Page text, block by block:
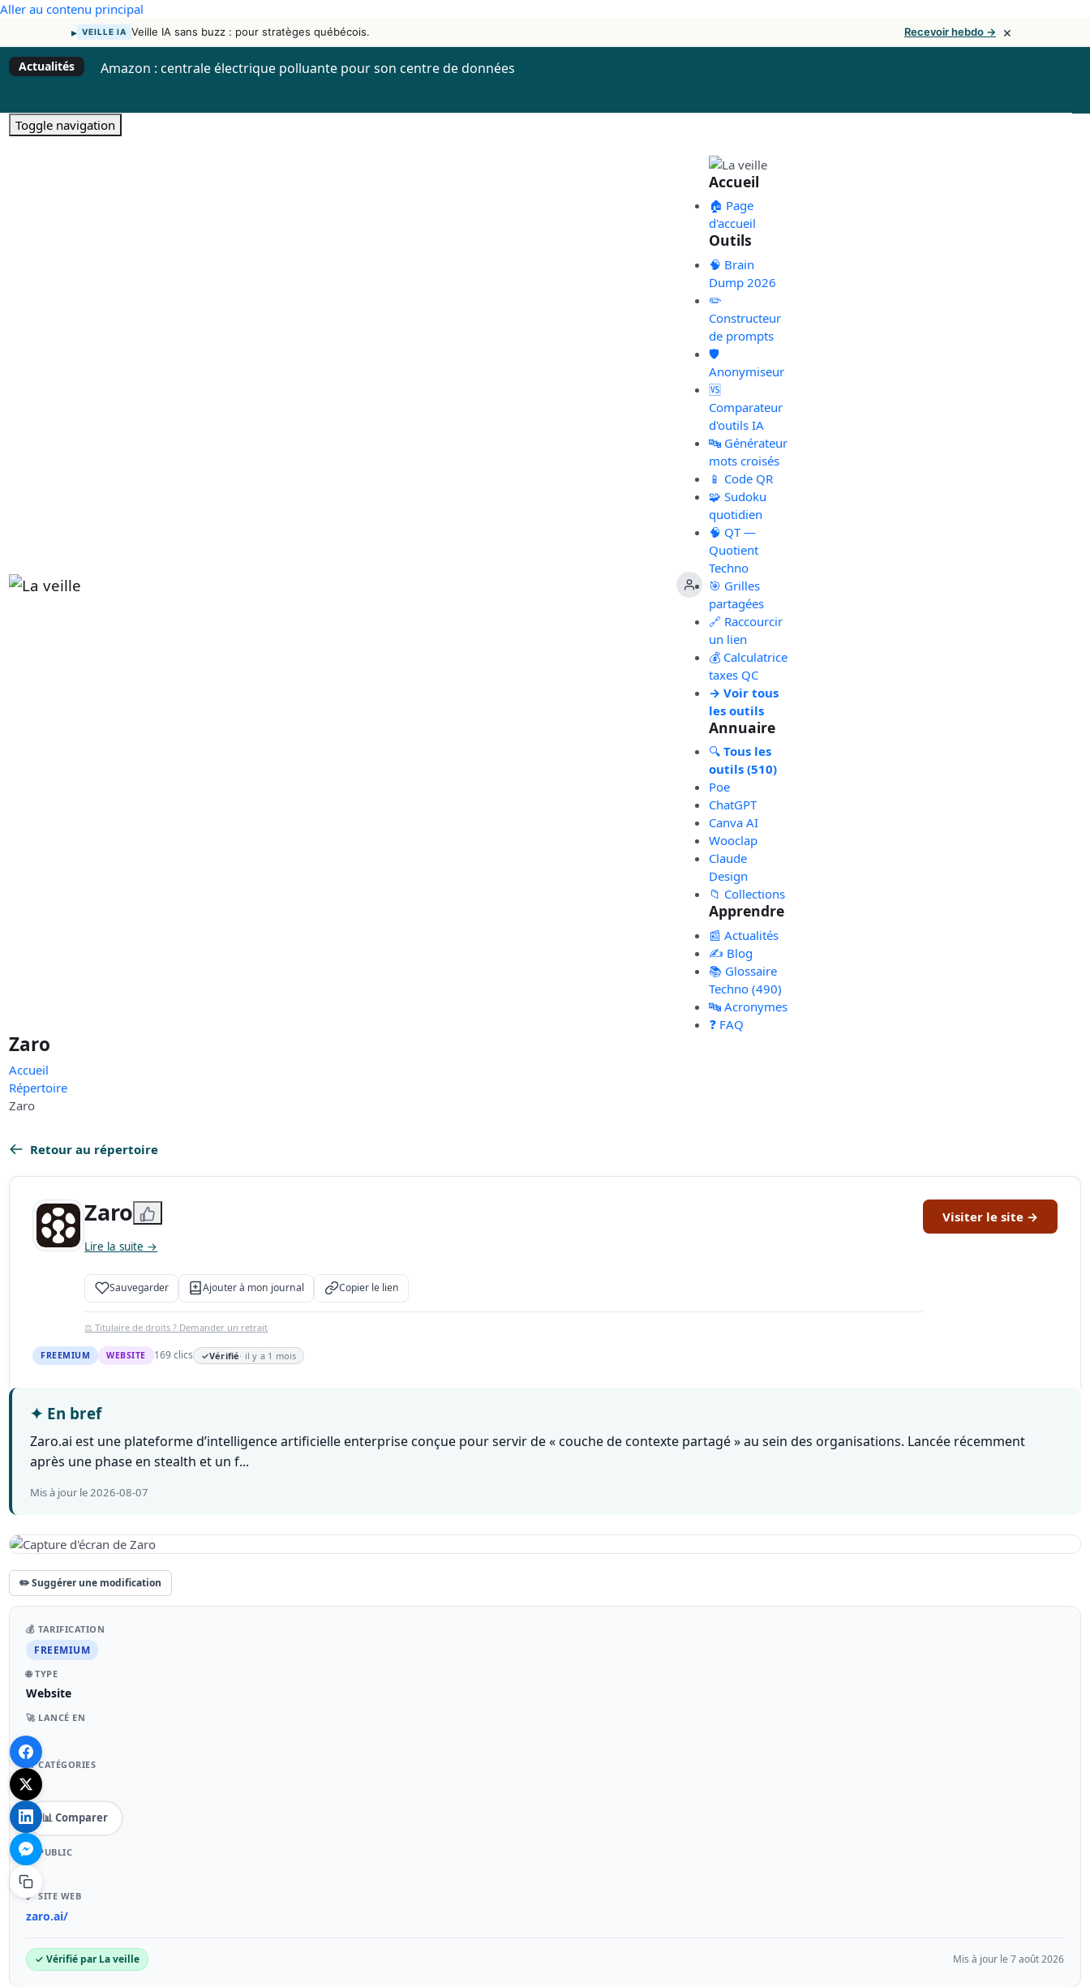
Aller au contenu principal
▸ VEILLE IA Veille IA sans buzz : pour stratèges québécois. Recevoir hebdo → ×
Actualités Amazon : centrale électrique polluante pour son centre de données
Toggle navigation
Accueil
🏠 Page
d'accueil
Outils
🧠 Brain
Dump 2026
✏️
Constructeur
de prompts
🛡️
Anonymiseur
🆚
Comparateur
d'outils IA
🔤 Générateur
mots croisés
📱 Code QR
🧩 Sudoku
quotidien
🧠 QT —
Quotient
Techno
🎯 Grilles
partagées
🔗 Raccourcir
un lien
💰 Calculatrice
taxes QC
→ Voir tous
les outils
Annuaire
🔍Tous les
outils (510)
Poe
ChatGPT
Canva AI
Wooclap
Claude
Design
📁 Collections
Apprendre
📰 Actualités
✍️ Blog
📚 Glossaire
Techno (490)
🔤 Acronymes
❓ FAQ
Zaro
Accueil
Répertoire
Zaro
Retour au répertoire
Zaro
Lire la suite →
Sauvegarder Ajouter à mon journal Copier le lien
⚖️ Titulaire de droits ? Demander un retrait
Visiter le site →
FREEMIUM WEBSITE 169 clics ✓Vérifié· il y a 1 mois
✦ En bref
Zaro.ai est une plateforme d’intelligence artificielle enterprise conçue pour servir de « couche de contexte partagé » au sein des organisations. Lancée récemment
après une phase en stealth et un f...
Mis à jour le 2026-08-07
✏️ Suggérer une modification
💰 TARIFICATION
FREEMIUM
🌐 TYPE
Website
🚀 LANCÉ EN
–
📁 CATÉGORIES
–
📊 Comparer
🎯 PUBLIC
–
🔗 SITE WEB
zaro.ai/
✓ Vérifié par La veille Mis à jour le 7 août 2026